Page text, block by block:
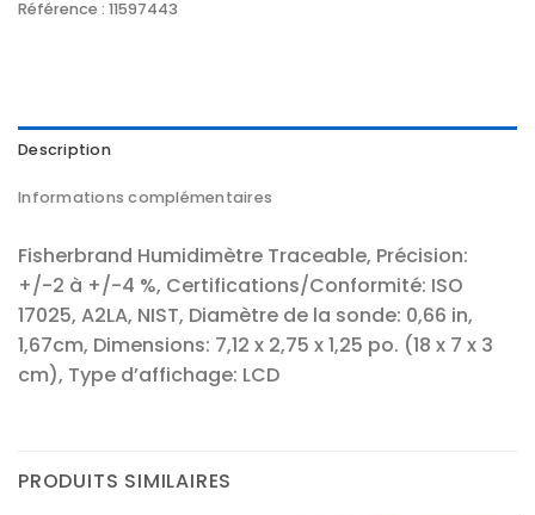
Référence : 11597443
Description
Informations complémentaires
Fisherbrand Humidimètre Traceable, Précision:
+/-2 à +/-4 %, Certifications/Conformité: ISO
17025, A2LA, NIST, Diamètre de la sonde: 0,66 in,
1,67cm, Dimensions: 7,12 x 2,75 x 1,25 po. (18 x 7 x 3
cm), Type d’affichage: LCD
PRODUITS SIMILAIRES